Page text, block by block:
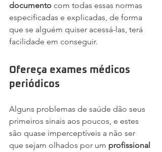
documento com todas essas normas
especificadas e explicadas, de forma
que se alguém quiser acessá-las, terá
facilidade em conseguir.
Ofereça exames médicos
periódicos
Alguns problemas de saúde dão seus
primeiros sinais aos poucos, e estes
são quase imperceptíveis a não ser
que sejam olhados por um profissional